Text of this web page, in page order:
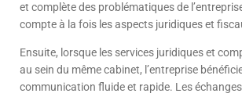
et complète des problématiques de
compte à la fois les aspects juridiques et
Ensuite, lorsque les services juridiques et
au sein du même cabinet, l’entreprise
communication fluide et rapide. Les